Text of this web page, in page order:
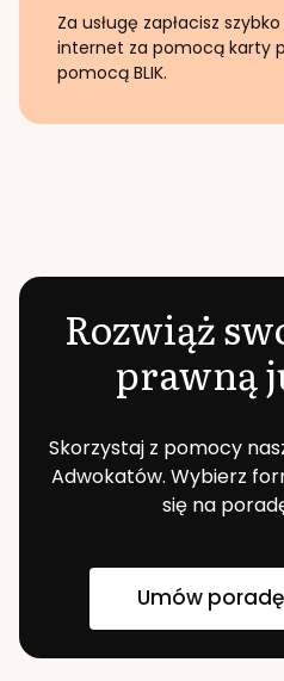
Za usługę zapłacisz
internet za pomocą karty
pomocą BLIK.
Rozwiąż
prawną
Skorzystaj z pomocy
Adwokatów. Wybierz
się na
Umów